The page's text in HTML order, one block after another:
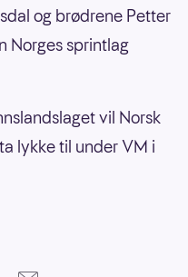
og brødrene Petter
Norges sprintlag
vil Norsk
lykke til under VM i